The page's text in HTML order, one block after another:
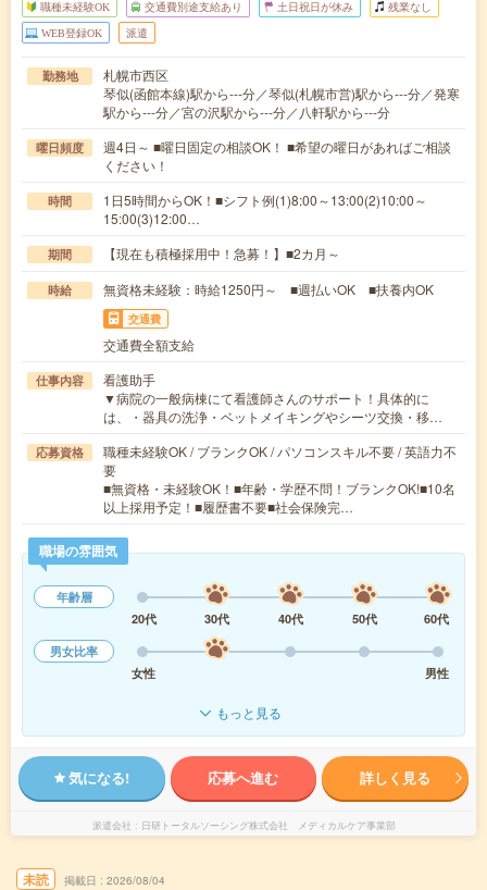
職種未経験OK 交通費別途支給あり 土日祝日が休み 残業なし
WEB登録OK 派遣
勤務地
札幌市西区
琴似(函館本線)駅から---分／琴似(札幌市営)駅から---分／発寒
駅から---分／宮の沢駅から---分／八軒駅から---分
曜日頻度
週4日～ ■曜日固定の相談OK！ ■希望の曜日があればご相談
ください！
時間
1日5時間からOK！■シフト例(1)8:00～13:00(2)10:00～
15:00(3)12:00…
期間 【現在も積極採用中！急募！】■2カ月～
時給 無資格未経験：時給1250円～ ■週払いOK ■扶養内OK
交通費
交通費全額支給
仕事内容
看護助手
▼病院の一般病棟にて看護師さんのサポート！具体的に
は、・器具の洗浄・ベットメイキングやシーツ交換・移…
応募資格
職種未経験OK / ブランクOK / パソコンスキル不要 / 英語力不
要
■無資格・未経験OK！■年齢・学歴不問！ブランクOK!■10名
以上採用予定！■履歴書不要■社会保険完…
職場の雰囲気
年齢層
20代
30代 40代 50代
60代
男女比率
女性
男性
もっと見る
気になる! 応募へ進む 詳しく見る
派遣会社 日研トータルソーシング株式会社 メディカルケア事業部
未読 掲載日 2026/08/04